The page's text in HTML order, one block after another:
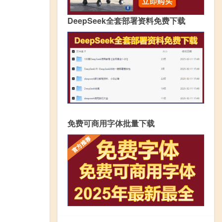
DeepSeek全套部署资料免费下载
免费可商用字体批量下载